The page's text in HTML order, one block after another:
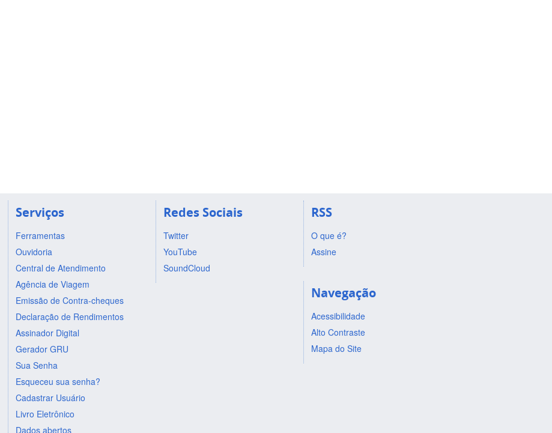
Serviços
Ferramentas
Ouvidoria
Central de Atendimento
Agência de Viagem
Emissão de Contra-cheques
Declaração de Rendimentos
Assinador Digital
Gerador GRU
Sua Senha
Esqueceu sua senha?
Cadastrar Usuário
Livro Eletrônico
Dados abertos
Redes Sociais
Twitter
YouTube
SoundCloud
RSS
O que é?
Assine
Navegação
Acessibilidade
Alto Contraste
Mapa do Site